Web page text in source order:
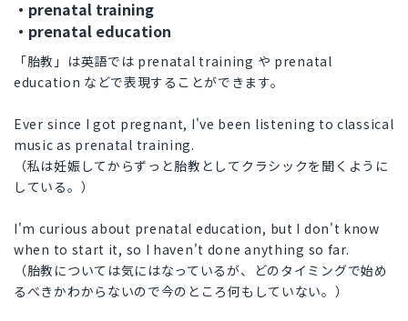
・prenatal training
・prenatal education
「胎教」は英語では prenatal training や prenatal
education などで表現することができます。
Ever since I got pregnant, I've been listening to classical
music as prenatal training.
（私は妊娠してからずっと胎教としてクラシックを聞くように
している。）
I'm curious about prenatal education, but I don't know
when to start it, so I haven't done anything so far.
（胎教については気にはなっているが、どのタイミングで始め
るべきかわからないので今のところ何もしていない。）